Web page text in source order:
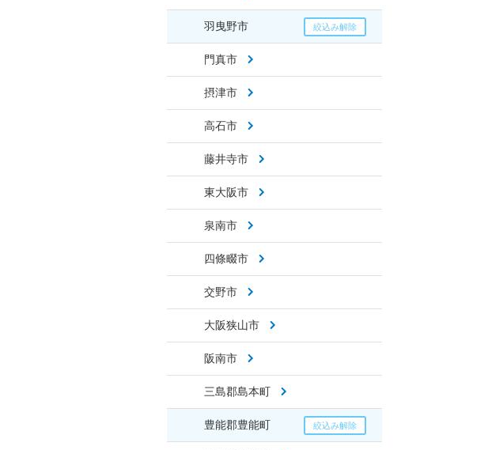
羽曳野市
門真市
摂津市
高石市
藤井寺市
東大阪市
泉南市
四條畷市
交野市
大阪狭山市
阪南市
三島郡島本町
豊能郡豊能町